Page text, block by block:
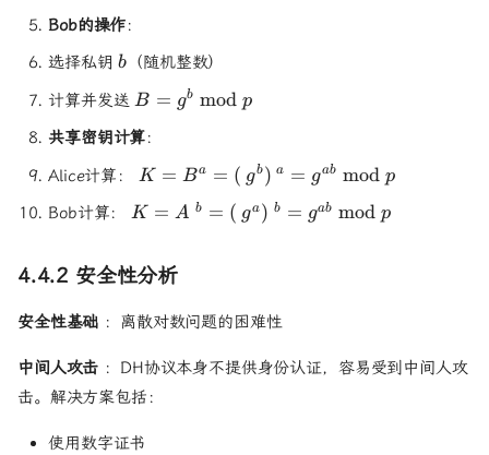
p
Bob的操作：
选择私钥b
b （随机整数）
计算并发送B =
\bmod
p
B = gb mod p
共享密钥计算：
Alice计算：
K =
(g^b)^a
g^{ab}
\bmod
p
K = Ba = ( gb)a = gab mod p
Bob计算：K =
=
\bmod
K = A b = ( ga) b = gab mod p
4.4.2 安全性分析
安全性基础 ：离散对数问题的困难性
中间人攻击 ：DH协议本身不提供身份认证，容易受到中间人攻
击。解决方案包括：
使用数字证书